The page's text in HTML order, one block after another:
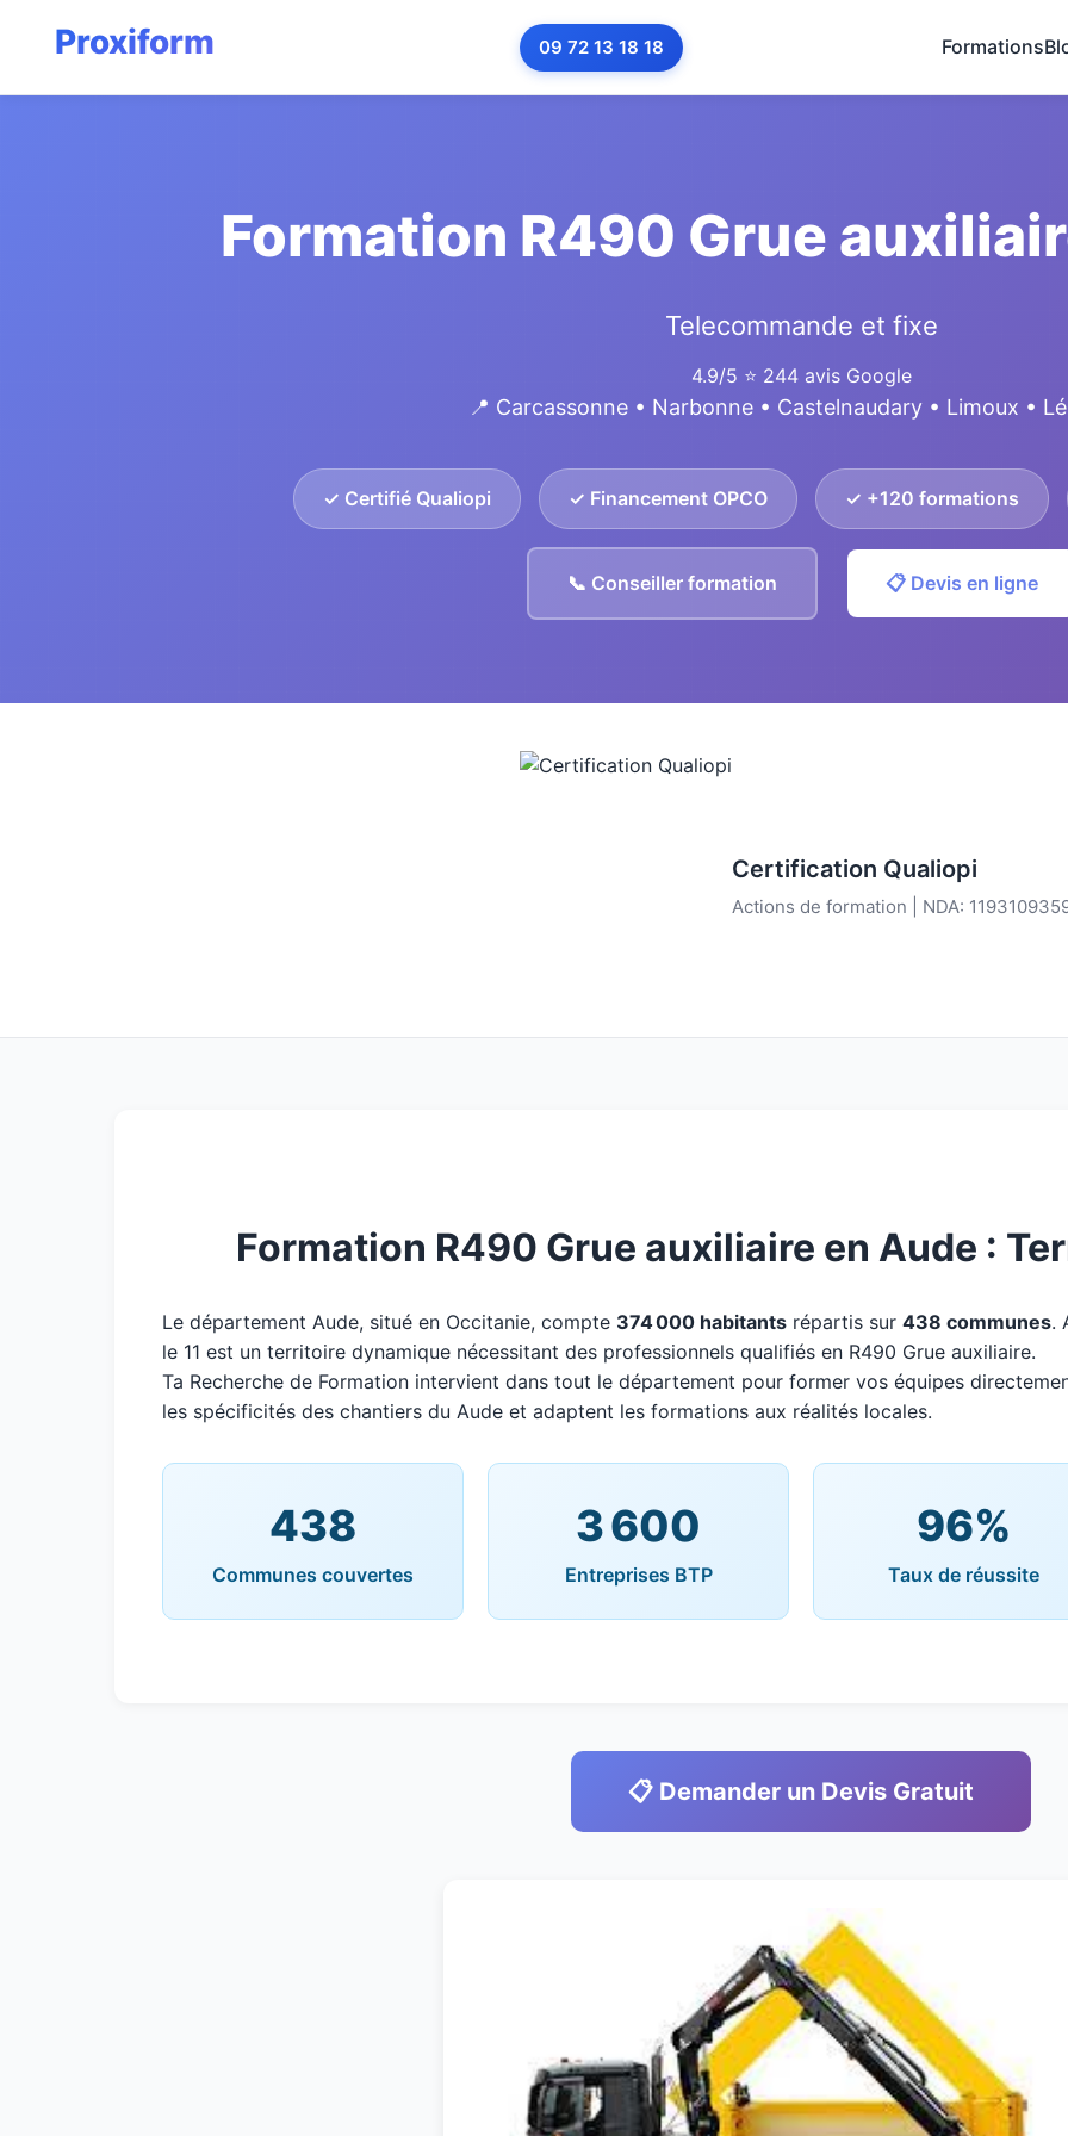
09 72 13 18 18 Formations
Formation R490 Grue
Telecommande et fixe
4.9/5 ⭐ 244 avis Google
📍 Carcassonne • Narbonne • Castelnaudary • Limoux •
✓ Certifié Qualiopi ✓ Financement OPCO ✓ +120 formations
📞 Conseiller formation 📋 Devis en ligne
Certification Qualiopi
Actions de formation | NDA:
Formation R490 Grue auxiliaire en Aude :
Le département Aude, situé en Occitanie, compte 374 000 habitants répartis sur 438 communes.
le 11 est un territoire dynamique nécessitant des professionnels qualifiés en R490 Grue auxiliaire.
Ta Recherche de Formation intervient dans tout le département pour former vos équipes
les spécificités des chantiers du Aude et adaptent les formations aux réalités locales.
438
Communes couvertes
3 600
Entreprises BTP
96%
Taux de réussite
📋 Demander un Devis Gratuit